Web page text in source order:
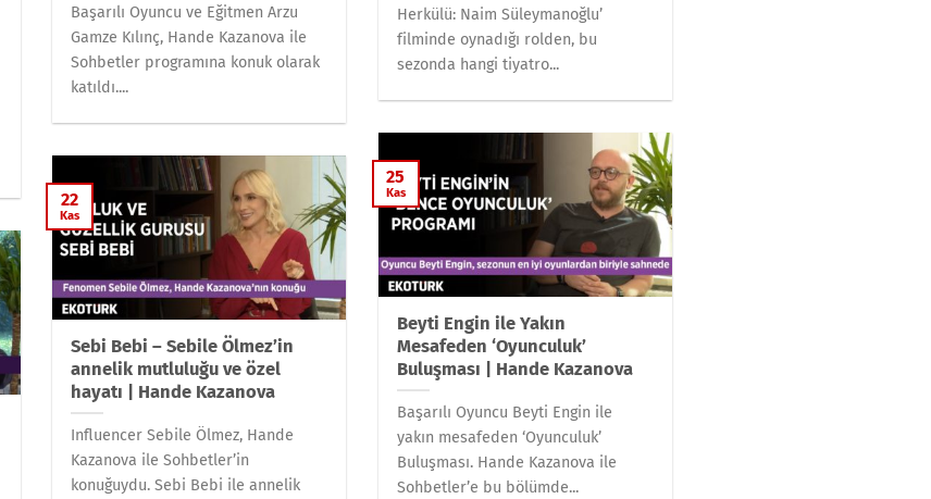
Herkülü: Naim Süleymanoğlu’
filminde oynadığı rolden, bu
sezonda hangi tiyatro...
Başarılı Oyuncu ve Eğitmen Arzu
Gamze Kılınç, Hande Kazanova ile
Sohbetler programına konuk olarak
katıldı....
Beyti Engin ile Yakın
Mesafeden ‘Oyunculuk’
Buluşması | Hande Kazanova
Başarılı Oyuncu Beyti Engin ile
yakın mesafeden ‘Oyunculuk’
Buluşması. Hande Kazanova ile
Sohbetler’e bu bölümde...
25
Kas
Sebi Bebi – Sebile Ölmez’in
annelik mutluluğu ve özel
hayatı | Hande Kazanova
Influencer Sebile Ölmez, Hande
Kazanova ile Sohbetler’in
konuğuydu. Sebi Bebi ile annelik
22
Kas